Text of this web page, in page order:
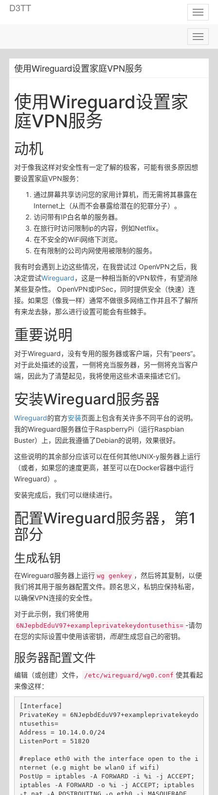
Toggle
D3TT
Toggle
使用Wireguard设置家庭VPN服务
使用Wireguard设置家
庭VPN服务
动机
对于像我这样对安全性有一定了解的极客，可能有很多原因想
要设置家庭VPN服务：
通过屏幕共享访问您的家用计算机，而无需将其暴露在
Internet上（从而不会暴露给潜在的犯罪分子）。
访问带有IP白名单的服务器。
在旅行时访问限制ip的内容，例如Netflix。
在不安全的WiFi网络下浏览。
在有限制的公司内网使用被限制的服务。
我有时会遇到上边这些情况，在我尝试过 OpenVPN之后，我
决定尝试Wireguard，这是一种相当新的VPN软件，有望消除
某些复杂性。 OpenVPN或IPSec，同时提供安全（快速）连
接。如果您（像我一样）通常不做很多网络工作并且不了解所
有来龙去脉，那么进行设置可能会有些棘手。
重要说明
对于Wireguard，没有专用的服务器或客户端，只有“peers”。
对于此处描述的设置，一侧将充当服务器，另一侧将充当客户
端，因此为了清楚起见，我将使用这些术语来描述它们。
安装Wireguard服务器
Wireguard的官方安装页面上包含有关许多不同平台的说明。
我的Wireguard服务器位于RaspberryPi（运行Raspbian
Buster）上，因此我遵循了Debian的说明，效果很好。
这些说明的其余部分应该可以在任何其他UNIX-y服务器上运行
（或者，如果您的速度更高，甚至可以在Docker容器中运行
Wireguard）。
安装完成后，我们可以继续进行。
配置Wireguard服务器，第1
部分
生成私钥
在Wireguard服务器上运行 wg genkey ，然后将其复制，以便
我们将其用于服务器配置文件。顾名思义，私钥应保持私密，
以确保VPN连接的安全性。
对于此示例，我们将使用
6NJepbdEduV97+exampleprivatekeydontusethis= -请勿
在您的实际设置中使用该密钥， 而是生成您自己的密钥。
服务器配置文件
编辑（或创建）文件， /etc/wireguard/wg0.conf 使其看起
来像这样：
[Interface]
PrivateKey = 6NJepbdEduV97+exampleprivatekeydo
ntusethis=
Address = 10.14.0.0/24
ListenPort = 51820
#replace eth0 with the interface open to the i
nternet (e.g might be wlan0 if wifi)
PostUp = iptables -A FORWARD -i %i -j ACCEPT;
iptables -A FORWARD -o %i -j ACCEPT; iptables
-t nat -A POSTROUTING -o eth0 -j MASQUERADE